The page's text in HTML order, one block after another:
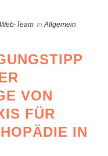
Team In Allgemein
VON
FÜR
IN